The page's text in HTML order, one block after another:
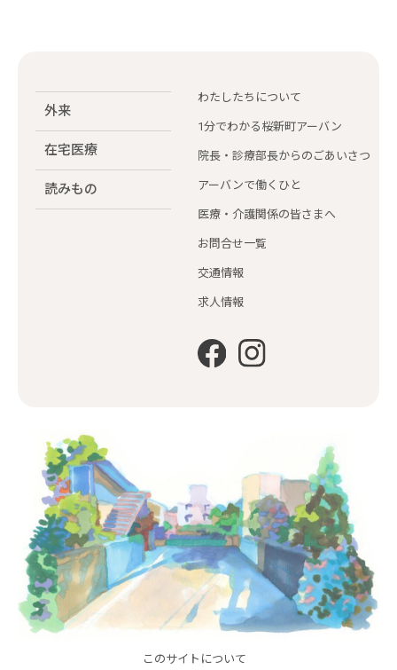
外来
在宅医療
読みもの
わたしたちについて
1分でわかる桜新町アーバン
院長・診療部長からのごあいさつ
アーバンで働くひと
医療・介護関係の皆さまへ
お問合せ一覧
交通情報
求人情報
このサイトについて